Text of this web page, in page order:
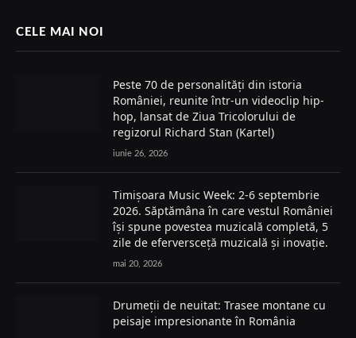
CELE MAI NOI
Peste 70 de personalități din istoria
României, reunite într-un videoclip hip-
hop, lansat de Ziua Tricolorului de
regizorul Richard Stan (Kartel)
iunie 26, 2026
Timișoara Music Week: 2-6 septembrie
2026. Săptămâna în care vestul României
își spune povestea muzicală completă, 5
zile de eferversceță muzicală și inovație.
mai 20, 2026
Drumeții de neuitat: Trasee montane cu
peisaje impresionante în România